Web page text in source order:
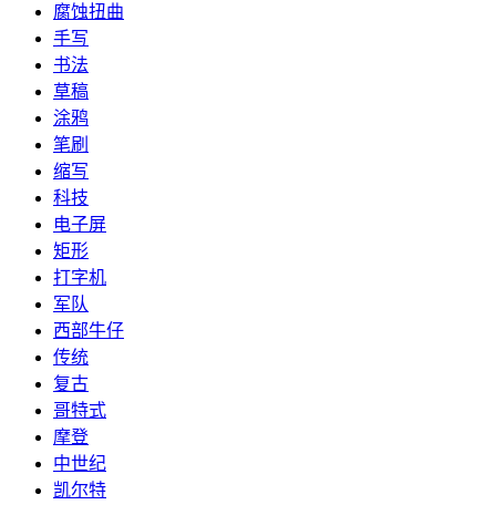
腐蚀扭曲
手写
书法
草稿
涂鸦
笔刷
缩写
科技
电子屏
矩形
打字机
军队
西部牛仔
传统
复古
哥特式
摩登
中世纪
凯尔特